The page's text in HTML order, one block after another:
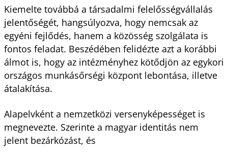
Kiemelte továbbá a társadalmi felelősségvállalás
jelentőségét, hangsúlyozva, hogy nemcsak az
egyéni fejlődés, hanem a közösség szolgálata is
fontos feladat. Beszédében felidézte azt a korábbi
álmot is, hogy az intézményhez kötődjön az egykori
országos munkásőrségi központ lebontása, illetve
átalakítása.
Alapelvként a nemzetközi versenyképességet is
megnevezte. Szerinte a magyar identitás nem
jelent bezárkózást, és